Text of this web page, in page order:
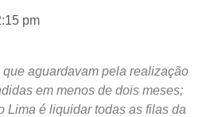
pm
aguardavam pela realização
em menos de dois meses;
Lima é liquidar todas as filas da